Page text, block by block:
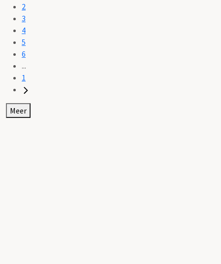
2
3
4
5
6
...
1
Meer